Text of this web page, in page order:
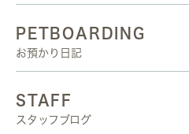
PETBOARDING
お預かり日記
STAFF
スタッフブログ